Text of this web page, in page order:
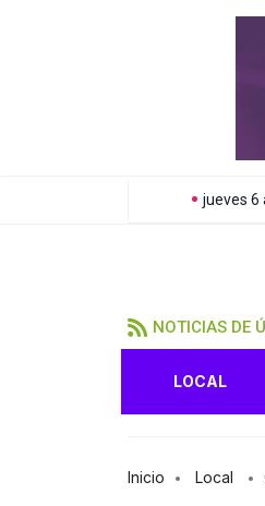
jueves 6
NOTICIAS DE
LOCAL
Inicio Local